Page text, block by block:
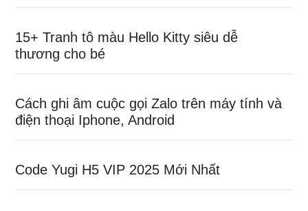
15+ Tranh tô màu Hello Kitty siêu dễ
thương cho bé
Cách ghi âm cuộc gọi Zalo trên máy tính và
điện thoại Iphone, Android
Code Yugi H5 VIP 2025 Mới Nhất